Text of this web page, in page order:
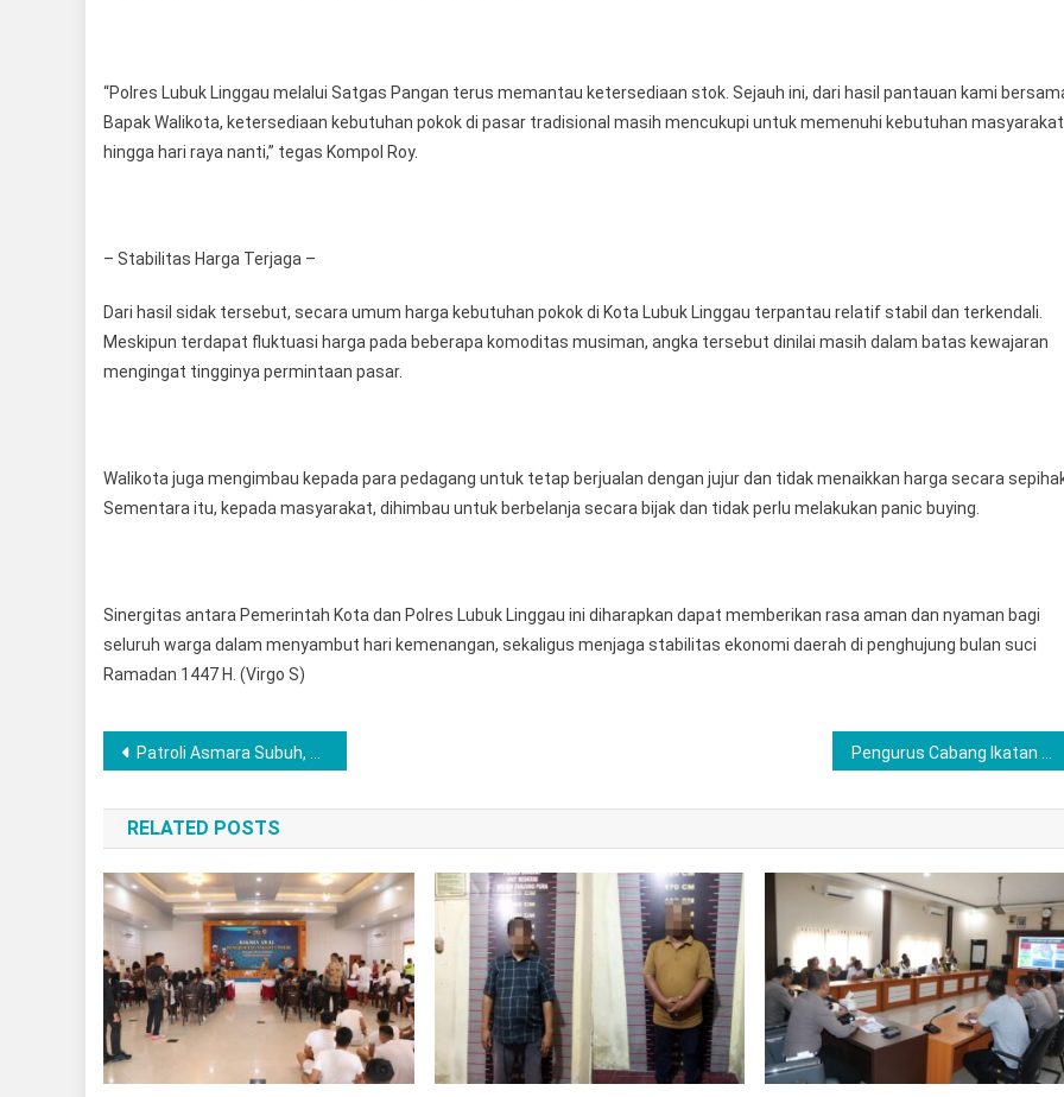
“Polres Lubuk Linggau melalui Satgas Pangan terus memantau ketersediaan stok. Sejauh ini, dari hasil pantauan kami
Bapak Walikota, ketersediaan kebutuhan pokok di pasar tradisional masih mencukupi untuk memenuhi kebutuhan masyarakat
hingga hari raya nanti,” tegas Kompol Roy.
– Stabilitas Harga Terjaga –
Dari hasil sidak tersebut, secara umum harga kebutuhan pokok di Kota Lubuk Linggau terpantau relatif stabil dan terkendali.
Meskipun terdapat fluktuasi harga pada beberapa komoditas musiman, angka tersebut dinilai masih dalam batas kewajaran
mengingat tingginya permintaan pasar.
Walikota juga mengimbau kepada para pedagang untuk tetap berjualan dengan jujur dan tidak menaikkan harga secara
Sementara itu, kepada masyarakat, dihimbau untuk berbelanja secara bijak dan tidak perlu melakukan panic buying.
Sinergitas antara Pemerintah Kota dan Polres Lubuk Linggau ini diharapkan dapat memberikan rasa aman dan nyaman bagi
seluruh warga dalam menyambut hari kemenangan, sekaligus menjaga stabilitas ekonomi daerah di penghujung bulan suci
Ramadan 1447 H. (Virgo S)
Post
navigation
Patroli Asmara Subuh, Polres Langkat Jaga Kamtibmas Tetap Kondusif
RELATED POSTS